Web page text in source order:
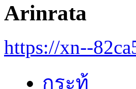
Arinrata
https://xn--
กระทู้